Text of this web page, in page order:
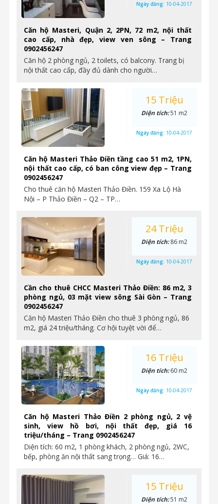
Căn hộ Masteri, Quận 2, 2PN, 72 m2, nội thất
cao cấp, nhà đẹp, view ven sông – Trang
0902456247
Căn hộ 2 phòng ngủ, 2 toilets, có balcony. Trang bị
nội thất cao cấp, đầy đủ dành cho người…
Ngày đăng: 10-04-2017
Căn hộ Masteri Thảo Điền tầng cao 51 m2, 1PN,
nội thất cao cấp, có ban công view đẹp – Trang
0902456247
Cho thuê căn hộ Masteri Thảo Điền. 159 Xa Lộ Hà
Nội – P Thảo Điền – Q2 – TP…
15 Triệu
Diện tích:51 m2
Ngày đăng: 10-04-2017
Cần cho thuê CHCC Masteri Thảo Điền: 86 m2, 3
phòng ngủ, 03 mặt view sông Sài Gòn – Trang
0902456247
Căn hộ Masteri Thảo Điền cho thuê 3 phòng ngủ, 86
m2, giá 24 triệu/tháng. Cơ hội tuyệt vời để…
24 Triệu
Diện tích:86 m2
Ngày đăng: 10-04-2017
Căn hộ Masteri Thảo Điền 2 phòng ngủ, 2 vệ
sinh, view hồ bơi, nội thất đẹp, giá 16
triệu/tháng – Trang 0902456247
Diện tích: 60 m2, 1 phòng khách, 2 phòng ngủ, 2WC,
bếp, phòng ăn nội thất sang trọng… Giá: 16…
16 Triệu
Diện tích:60 m2
Ngày đăng: 10-04-2017
15 Triệu
Diện tích:51 m2